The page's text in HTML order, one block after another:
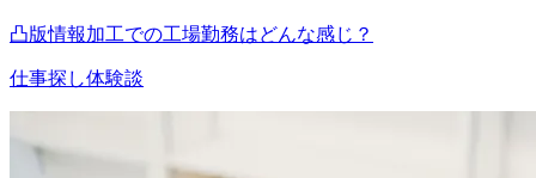
凸版情報加工での工場勤務はどんな感じ？
仕事探し体験談